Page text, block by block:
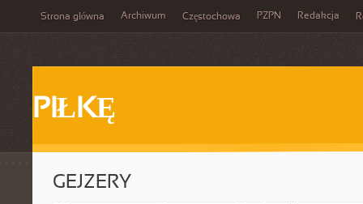
Strona główna Archiwum Częstochowa PZPN Redakcja
PIŁKĘ
GEJZERY